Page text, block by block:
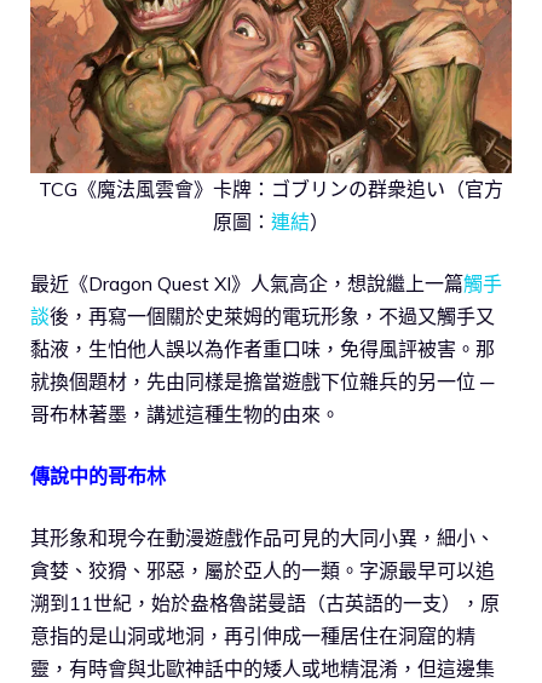
TCG《魔法風雲會》卡牌：ゴブリンの群衆追い（官方
原圖： 連結）
最近《Dragon Quest XI》人氣高企，想說繼上一篇觸手
談後，再寫一個關於史萊姆的電玩形象，不過又觸手又
黏液，生怕他人誤以為作者重口味，免得風評被害。那
就換個題材，先由同樣是擔當遊戲下位雜兵的另一位 ─
哥布林著墨，講述這種生物的由來。
傳說中的哥布林
其形象和現今在動漫遊戲作品可見的大同小異，細小、
貪婪、狡猾、邪惡，屬於亞人的一類。字源最早可以追
溯到11世紀，始於盎格魯諾曼語（古英語的一支），原
意指的是山洞或地洞，再引伸成一種居住在洞窟的精
靈，有時會與北歐神話中的矮人或地精混淆，但這邊集